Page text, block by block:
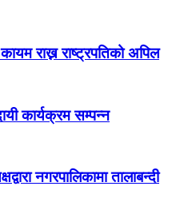
राख्न राष्ट्रपतिको अपिल
कार्यक्रम सम्पन्न
नगरपालिकामा तालाबन्दी